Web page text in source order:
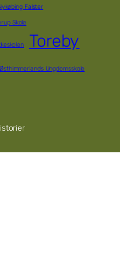
Falster
Skole
Toreby
Østhimmerlands Ungdomsskole